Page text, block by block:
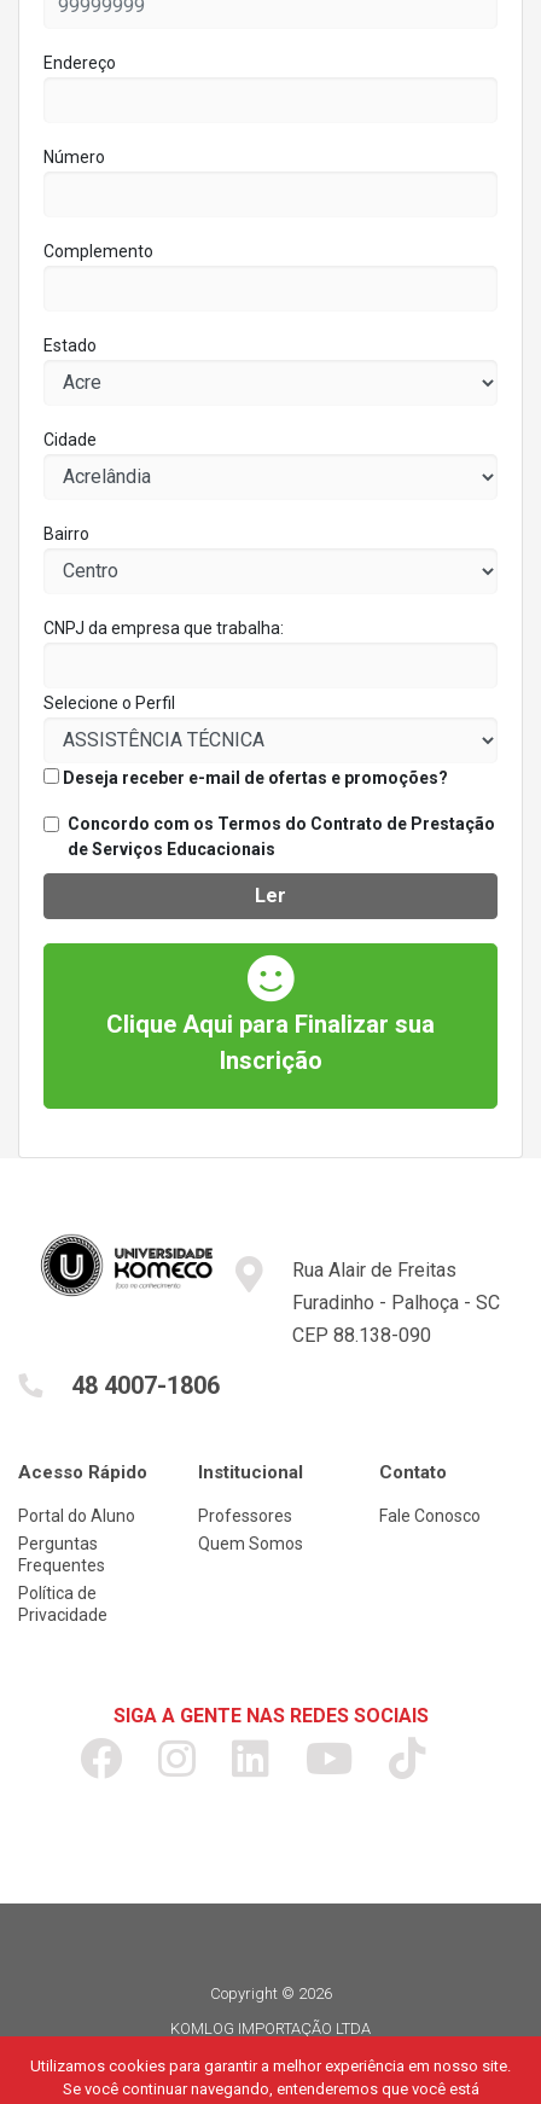
Endereço
Número
Complemento
Estado
Cidade
Bairro
CNPJ da empresa que trabalha:
Selecione o Perfil
Deseja receber e-mail de ofertas e promoções?
Concordo com os Termos do Contrato de Prestação
de Serviços Educacionais
Ler
Clique Aqui para Finalizar sua
Inscrição
Rua Alair de Freitas
Furadinho - Palhoça - SC
CEP 88.138-090
48 4007-1806
Acesso Rápido
Portal do Aluno
Perguntas
Frequentes
Política de
Privacidade
Institucional
Professores
Quem Somos
Contato
Fale Conosco
SIGA A GENTE NAS REDES SOCIAIS
Copyright © 2026
KOMLOG IMPORTAÇÃO LTDA
CNPJ 06.114.935/0015-80
Todos os direitos reservados
Utilizamos cookies para garantir a melhor experiência em nosso site.
Se você continuar navegando, entenderemos que você está